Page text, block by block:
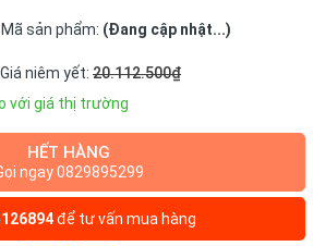
Mã sản phẩm: (Đang cập nhật...)
Giá niêm yết: 20.112.500₫
với giá thị trường
HẾT HÀNG
ngay 0829895299
để tư vấn mua hàng